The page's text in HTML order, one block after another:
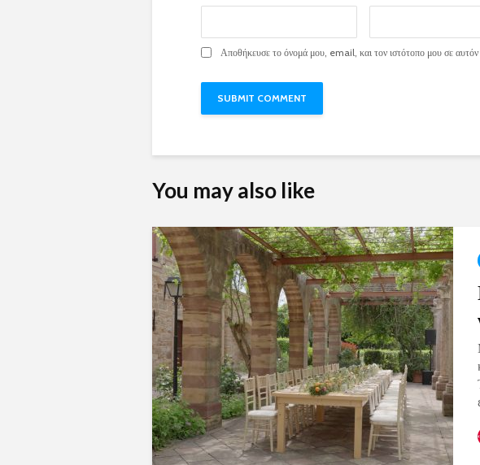
Αποθήκευσε το όνομά μου, email, και τον ιστότοπο μου σε
You may also like